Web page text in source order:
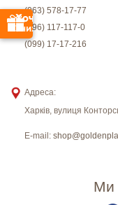
(063) 578-17-77
(096) 117-117-0
(099) 17-17-216
Адреса:
Харків, вулиця
E-mail:
Ми